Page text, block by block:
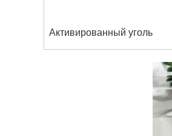
Активированный уголь